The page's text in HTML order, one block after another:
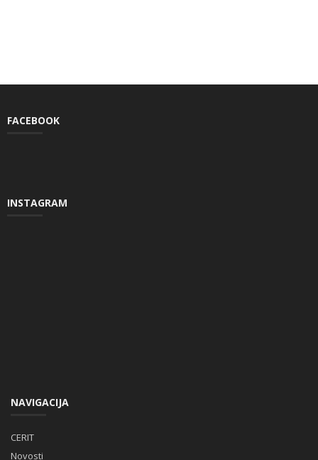
FACEBOOK
INSTAGRAM
NAVIGACIJA
CERIT
Novosti